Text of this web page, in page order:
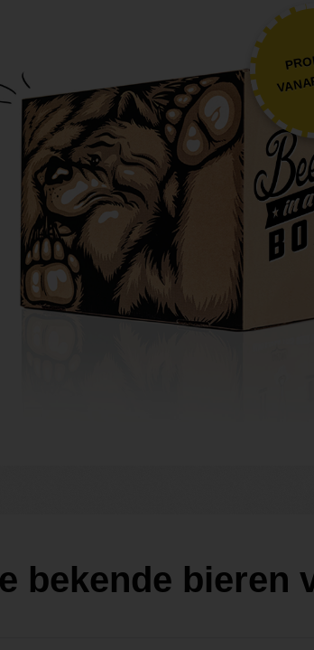
bekende bieren